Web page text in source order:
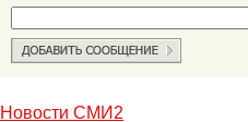
Новости СМИ2